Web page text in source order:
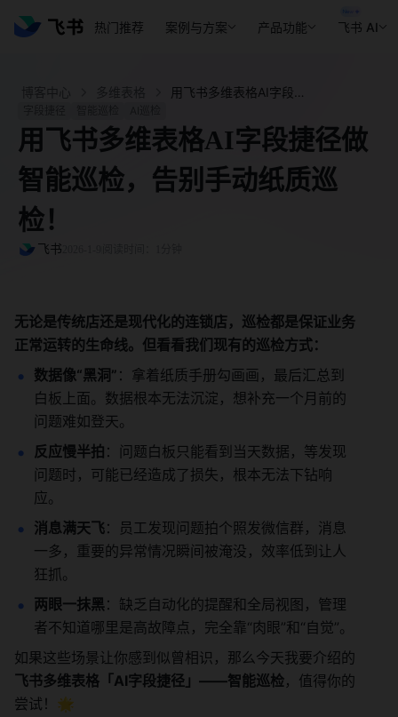
热门推荐 案例与方案 产品功能 飞书 AI
用飞书多维表格AI字段捷径做
智能巡检，告别手动纸质巡
检！
飞书
无论是传统店还是现代化的连锁店，巡检都是保证业务
正常运转的生命线。但看看我们现有的巡检方式：
数据像“黑洞” ：拿着纸质手册勾画画，最后汇总到
白板上面。数据根本无法沉淀，想补充一个月前的
问题难如登天。
反应慢半拍 ：问题白板只能看到当天数据，等发现
问题时，可能已经造成了损失，根本无法下钻响
应。
消息满天飞：员工发现问题拍个照发微信群，消息
一多，重要的异常情况瞬间被淹没，效率低到让人
狂抓。
两眼一抹黑：缺乏自动化的提醒和全局视图，管理
者不知道哪里是高故障点，完全靠“肉眼”和“自觉”。
如果这些场景让你感到似曾相识，那么今天我要介绍的
飞书多维表格「AI字段捷径」——智能巡检，值得你的
尝试！🌟